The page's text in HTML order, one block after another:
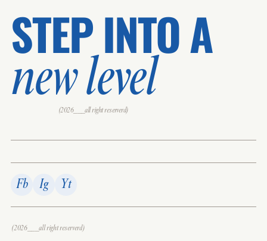
STEP INTO A
new level
(2026___all right reserverd)
Fb Ig Yt
(2026___all right reserverd)